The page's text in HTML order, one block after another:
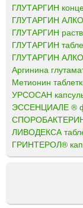
ГЛУТАРГИН
ГЛУТАРГИН
ГЛУТАРГИН
ГЛУТАРГИН
ГЛУТАРГИН
Аргинина
Метионин
УРСОСАН
ЭССЕНЦИАЛЕ ®
СПОРОБАКТЕРИН
ЛИВОДЕКСА
ГРИНТЕРОЛ®